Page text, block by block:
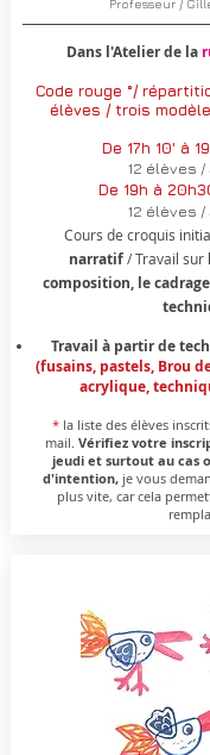
Professeur /
Dans l'Atelier de la
Code rouge °/
élèves / trois
De 17h 10' à
12 élèves
De 19h à
12 élèves
Cours de croquis
narratif/ Travail sur
composition, le
Travail à partir de
(fusains, pastels, Brou
acrylique,
*la liste des élèves
mail. Vérifiez votre
jeudi et surtout au cas
d'intention,je vous
plus vite, car cela